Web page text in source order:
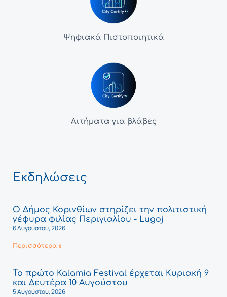
Ψηφιακά Πιστοποιητικά
Αιτήματα για βλάβες
Εκδηλώσεις
Ο Δήμος Κορινθίων στηρίζει την πολιτιστική
γέφυρα φιλίας Περιγιαλίου - Lugoj
6 Αυγούστου, 2026
Περισσότερα »
Το πρώτο Kalamia Festival έρχεται Κυριακή 9
και Δευτέρα 10 Αυγούστου
5 Αυγούστου, 2026